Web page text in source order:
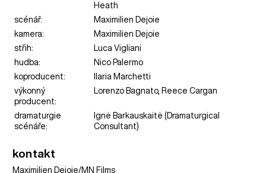
Heath
scénář:
Maximilien Dejoie
kamera:
Maximilien Dejoie
střih:
Luca Vigliani
hudba:
Nico Palermo
koproducent:
Ilaria Marchetti
výkonný
producent:
Lorenzo Bagnato, Reece Cargan
dramaturgie
scénáře:
Ignė Barkauskaitė (Dramaturgical
Consultant)
kontakt
Maximilien Dejoie/MN Films